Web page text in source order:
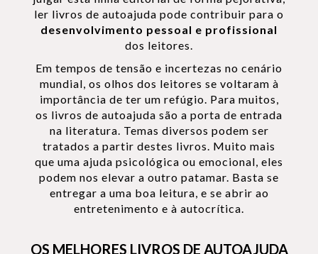
ler livros de autoajuda pode contribuir para o
desenvolvimento pessoal e profissional
dos leitores.
Em tempos de tensão e incertezas no cenário
mundial, os olhos dos leitores se voltaram à
importância de ter um refúgio. Para muitos,
os livros de autoajuda são a porta de entrada
na literatura. Temas diversos podem ser
tratados a partir destes livros. Muito mais
que uma ajuda psicológica ou emocional, eles
podem nos elevar a outro patamar. Basta se
entregar a uma boa leitura, e se abrir ao
entretenimento e à autocrítica.
OS MELHORES LIVROS DE AUTOAJUDA